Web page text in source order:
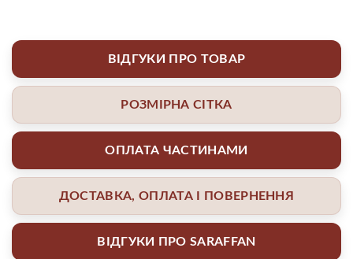
ВІДГУКИ ПРО ТОВАР
РОЗМІРНА СІТКА
ОПЛАТА ЧАСТИНАМИ
ДОСТАВКА, ОПЛАТА І ПОВЕРНЕННЯ
ВІДГУКИ ПРО SARAFFAN